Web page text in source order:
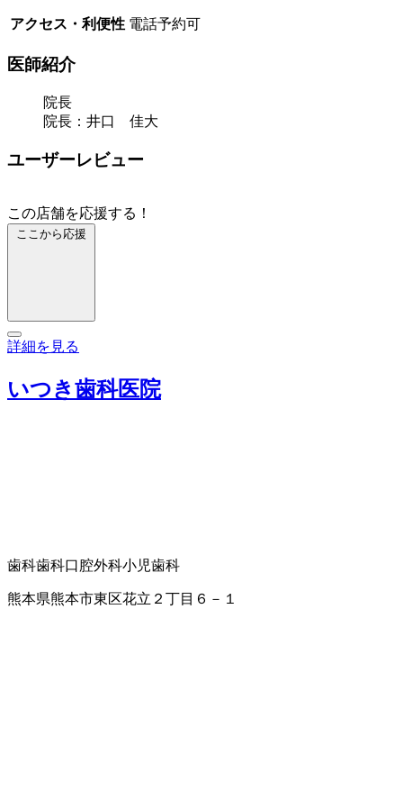
アクセス・利便性 電話予約可
医師紹介
院長
院長：井口 佳大
ユーザーレビュー
この店舗を応援する！
ここから応援
詳細を見る
いつき歯科医院
歯科歯科口腔外科小児歯科
熊本県熊本市東区花立２丁目６－１